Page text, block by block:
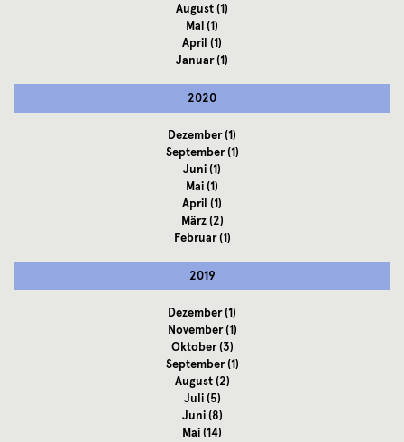
August(1)
Mai(1)
April (1)
Januar(1)
2020
Dezember(1)
September(1)
Juni(1)
Mai(1)
April (1)
März(2)
Februar(1)
2019
Dezember(1)
November(1)
Oktober(3)
September(1)
August(2)
Juli(5)
Juni(8)
Mai(14)